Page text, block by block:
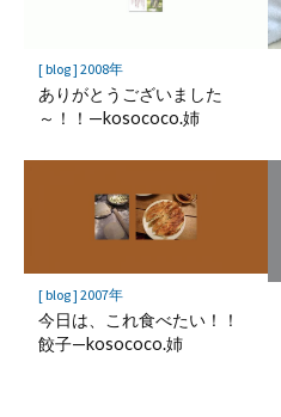
[ blog ] 2008年
ありがとうございました
～！！—kosococo.姉
[ blog ] 2007年
今日は、これ食べたい！！
餃子—kosococo.姉